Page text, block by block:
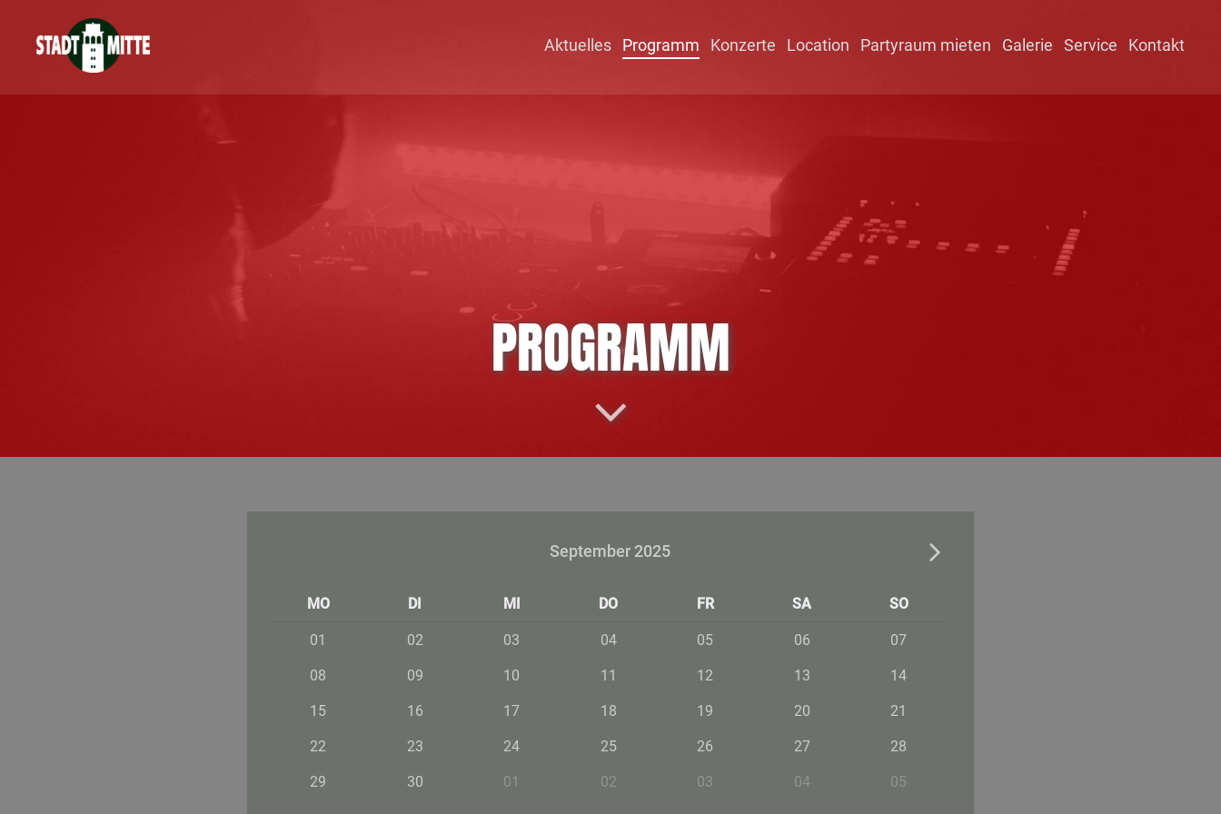
Aktuelles Programm Konzerte Location Partyraum mieten Galerie Service Kontakt
PROGRAMM
September 2025
MO DI MI DO FR SA SO
01 02 03 04 05 06 07
08 09 10 11 12 13 14
15 16 17 18 19 20 21
22 23 24 25 26 27 28
29 30 01 02 03 04 05